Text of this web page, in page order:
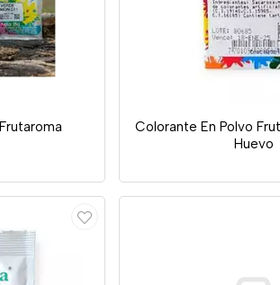
Colorante En Polvo
Huevo